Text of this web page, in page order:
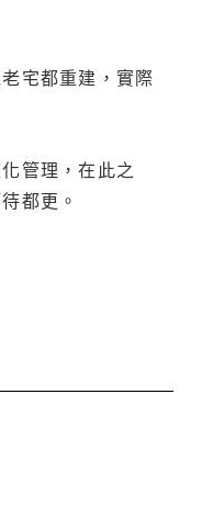
宅都重建，實際
管理，在此之
都更。